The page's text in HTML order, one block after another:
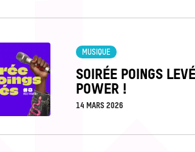
SOIRÉE POINGS
POWER !
MUSIQUE
14 MARS 2026